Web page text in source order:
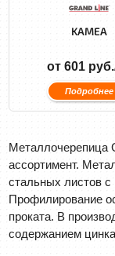
KAMEA
от 601
Подробнее
Металлочерепица
ассортимент.
стальных листов
Профилирование
проката. В
содержанием